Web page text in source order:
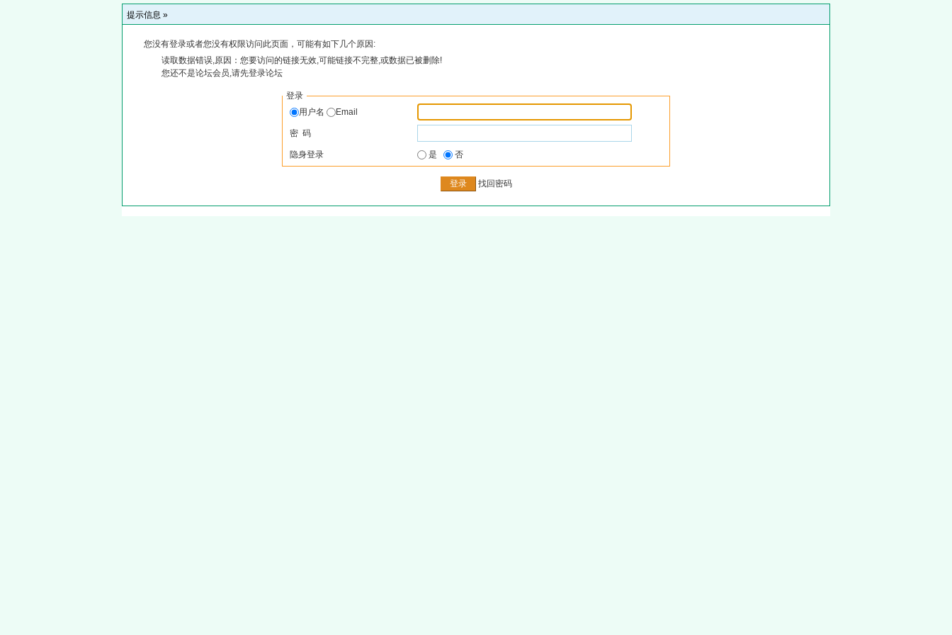
提示信息 »
您没有登录或者您没有权限访问此页面，可能有如下几个原因:
读取数据错误,原因：您要访问的链接无效,可能链接不完整,或数据已被删除!
您还不是论坛会员,请先登录论坛
登录
用户名
Email
密 码
隐身登录 是 否
找回密码